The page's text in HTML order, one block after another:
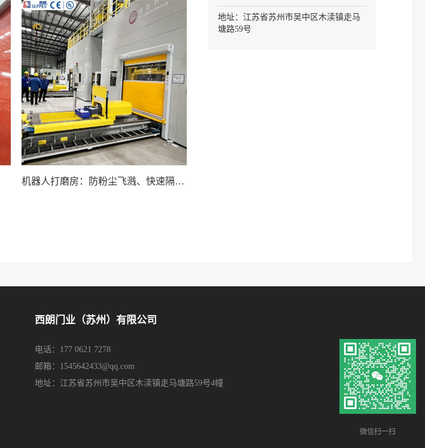
地址：江苏省苏州市吴中区木渎镇走马
塘路59号
机器人打磨房：防粉尘飞溅、快速隔离、安全防护门
西朗门业（苏州）有限公司
电话：177 0621 7278
邮箱：1545642433@qq.com
地址：江苏省苏州市吴中区木渎镇走马塘路59号4幢
微信扫一扫